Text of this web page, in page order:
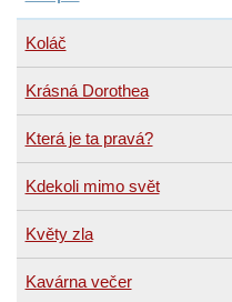
Koláč
Krásná Dorothea
Která je ta pravá?
Kdekoli mimo svět
Květy zla
Kavárna večer